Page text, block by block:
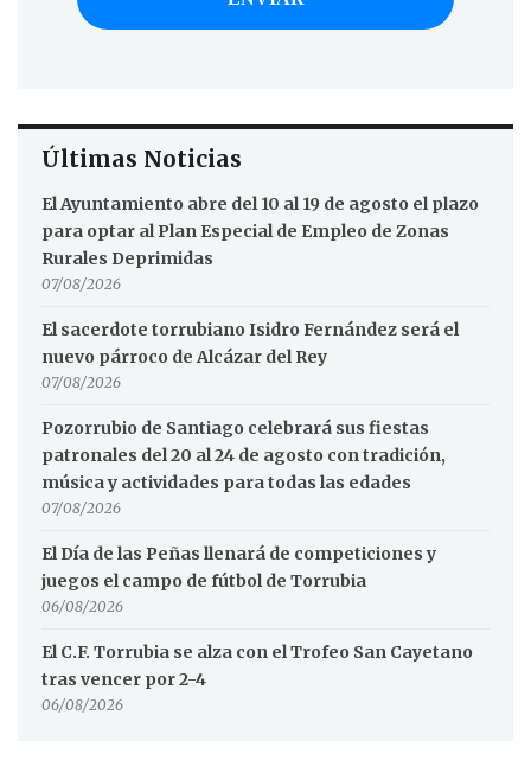
Últimas Noticias
El Ayuntamiento abre del 10 al 19 de agosto el plazo
para optar al Plan Especial de Empleo de Zonas
Rurales Deprimidas
07/08/2026
El sacerdote torrubiano Isidro Fernández será el
nuevo párroco de Alcázar del Rey
07/08/2026
Pozorrubio de Santiago celebrará sus fiestas
patronales del 20 al 24 de agosto con tradición,
música y actividades para todas las edades
07/08/2026
El Día de las Peñas llenará de competiciones y
juegos el campo de fútbol de Torrubia
06/08/2026
El C.F. Torrubia se alza con el Trofeo San Cayetano
tras vencer por 2-4
06/08/2026